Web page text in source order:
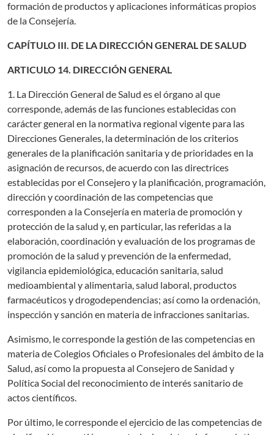
formación de productos y aplicaciones informáticas propios
de la Consejería.
CAPÍTULO III. DE LA DIRECCIÓN GENERAL DE SALUD
ARTICULO 14. DIRECCIÓN GENERAL
1. La Dirección General de Salud es el órgano al que
corresponde, además de las funciones establecidas con
carácter general en la normativa regional vigente para las
Direcciones Generales, la determinación de los criterios
generales de la planificación sanitaria y de prioridades en la
asignación de recursos, de acuerdo con las directrices
establecidas por el Consejero y la planificación, programación,
dirección y coordinación de las competencias que
corresponden a la Consejería en materia de promoción y
protección de la salud y, en particular, las referidas a la
elaboración, coordinación y evaluación de los programas de
promoción de la salud y prevención de la enfermedad,
vigilancia epidemiológica, educación sanitaria, salud
medioambiental y alimentaria, salud laboral, productos
farmacéuticos y drogodependencias; así como la ordenación,
inspección y sanción en materia de infracciones sanitarias.
Asimismo, le corresponde la gestión de las competencias en
materia de Colegios Oficiales o Profesionales del ámbito de la
Salud, así como la propuesta al Consejero de Sanidad y
Política Social del reconocimiento de interés sanitario de
actos científicos.
Por último, le corresponde el ejercicio de las competencias de